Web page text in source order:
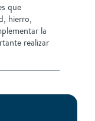
que
hierro,
la
realizar